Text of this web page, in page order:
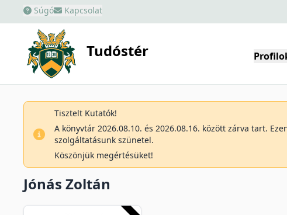
Súgó Kapcsolat
Tudóstér
Tisztelt Kutatók!
A könyvtár 2026.08.10. és 2026.08.16. között zárva tart.
szolgáltatásunk szünetel.
Köszönjük megértésüket!
Jónás Zoltán